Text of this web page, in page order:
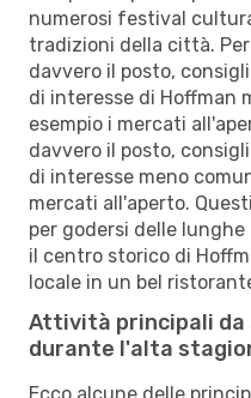
numerosi festival
tradizioni della città.
davvero il posto,
di interesse di Hoffman
esempio i mercati
davvero il posto,
di interesse meno
mercati all'aperto.
per godersi delle
il centro storico di
locale in un bel
Attività principali da
durante l'alta